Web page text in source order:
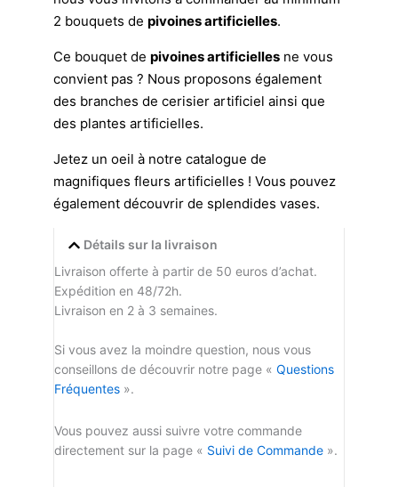
2 bouquets de pivoines artificielles.
Ce bouquet de pivoinesartificielles ne vous
convient pas ? Nous proposons également
des branches de cerisier artificiel ainsi que
des plantes artificielles.
Jetez un oeil à notre catalogue de
magnifiques fleurs artificielles ! Vous pouvez
également découvrir de splendides vases.
Détails sur la livraison
Livraison offerte à partir de 50 euros d’achat.
Expédition en 48/72h.
Livraison en 2 à 3 semaines.
Si vous avez la moindre question, nous vous
conseillons de découvrir notre page « Questions
Fréquentes ».
Vous pouvez aussi suivre votre commande
directement sur la page « Suivi de Commande ».